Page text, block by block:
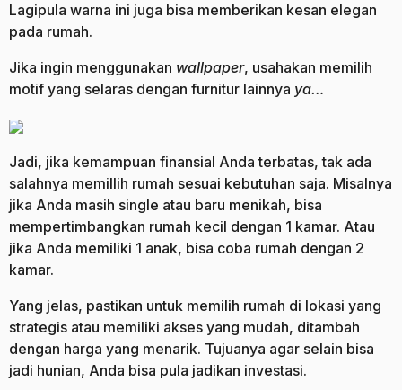
Lagipula warna ini juga bisa memberikan kesan elegan
pada rumah.
Jika ingin menggunakan wallpaper, usahakan memilih
motif yang selaras dengan furnitur lainnya ya…
Jadi, jika kemampuan finansial Anda terbatas, tak ada
salahnya memillih rumah sesuai kebutuhan saja. Misalnya
jika Anda masih single atau baru menikah, bisa
mempertimbangkan rumah kecil dengan 1 kamar. Atau
jika Anda memiliki 1 anak, bisa coba rumah dengan 2
kamar.
Yang jelas, pastikan untuk memilih rumah di lokasi yang
strategis atau memiliki akses yang mudah, ditambah
dengan harga yang menarik. Tujuanya agar selain bisa
jadi hunian, Anda bisa pula jadikan investasi.